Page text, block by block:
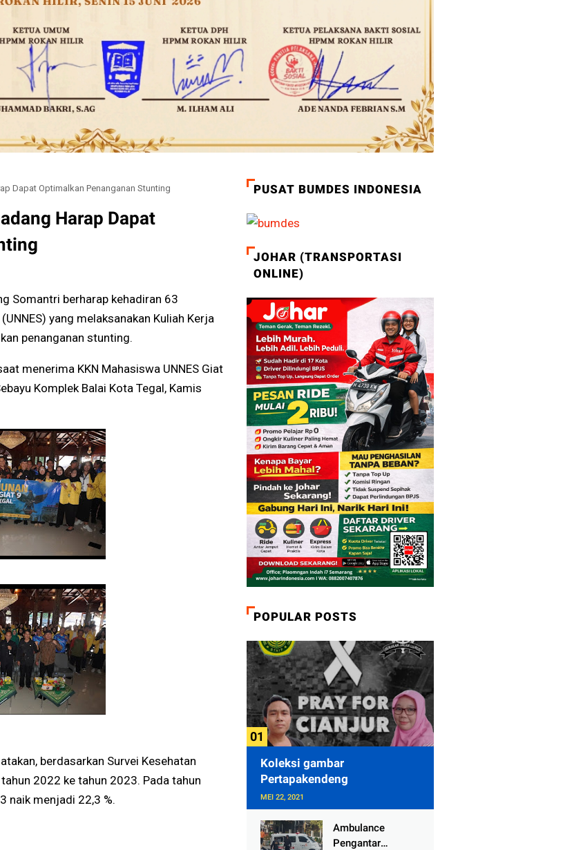
Dapat Optimalkan Penanganan Stunting
Harap Dapat
Somantri berharap kehadiran 63
yang melaksanakan Kuliah Kerja
penanganan stunting.
menerima KKN Mahasiswa UNNES Giat
Komplek Balai Kota Tegal, Kamis
berdasarkan Survei Kesehatan
2022 ke tahun 2023. Pada tahun
naik menjadi 22,3 %.
PUSAT BUMDES INDONESIA
JOHAR (TRANSPORTASI
ONLINE)
POPULAR POSTS
Koleksi gambar
Pertapakendeng
MEI 22, 2021
Ambulance
Pengantar